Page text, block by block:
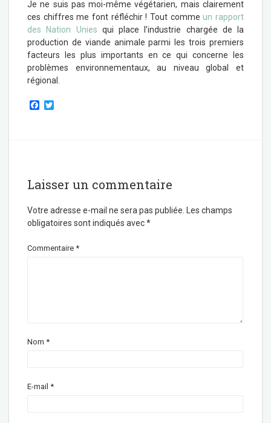
Je ne suis pas moi-même végétarien, mais clairement
ces chiffres me font réfléchir ! Tout commeun rapport
des Nation Unies qui place l’industrie chargée de la
production de viande animale parmi les trois premiers
facteurs les plus importants en ce qui concerne les
problèmes environnementaux, au niveau global et
régional.
F
Laisser un commentaire
Votre adresse e-mail ne sera pas publiée.
Les champs
obligatoires sont indiqués avec*
Commentaire *
Nom *
E-mail *